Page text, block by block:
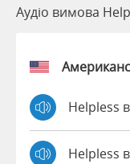
Аудіо вимова
Helpless
Helpless